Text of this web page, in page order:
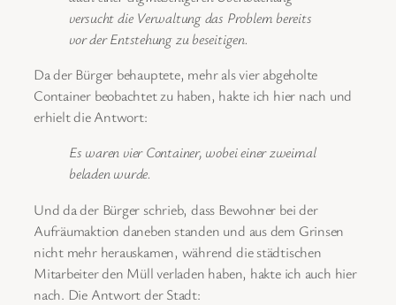
versucht die Verwaltung das Problem bereits
vor der Entstehung zu beseitigen.
Da der Bürger behauptete, mehr als vier abgeholte
Container beobachtet zu haben, hakte ich hier nach und
erhielt die Antwort:
Es waren vier Container, wobei einer zweimal
beladen wurde.
Und da der Bürger schrieb, dass Bewohner bei der
Aufräumaktion daneben standen und aus dem Grinsen
nicht mehr herauskamen, während die städtischen
Mitarbeiter den Müll verladen haben, hakte ich auch hier
nach. Die Antwort der Stadt: